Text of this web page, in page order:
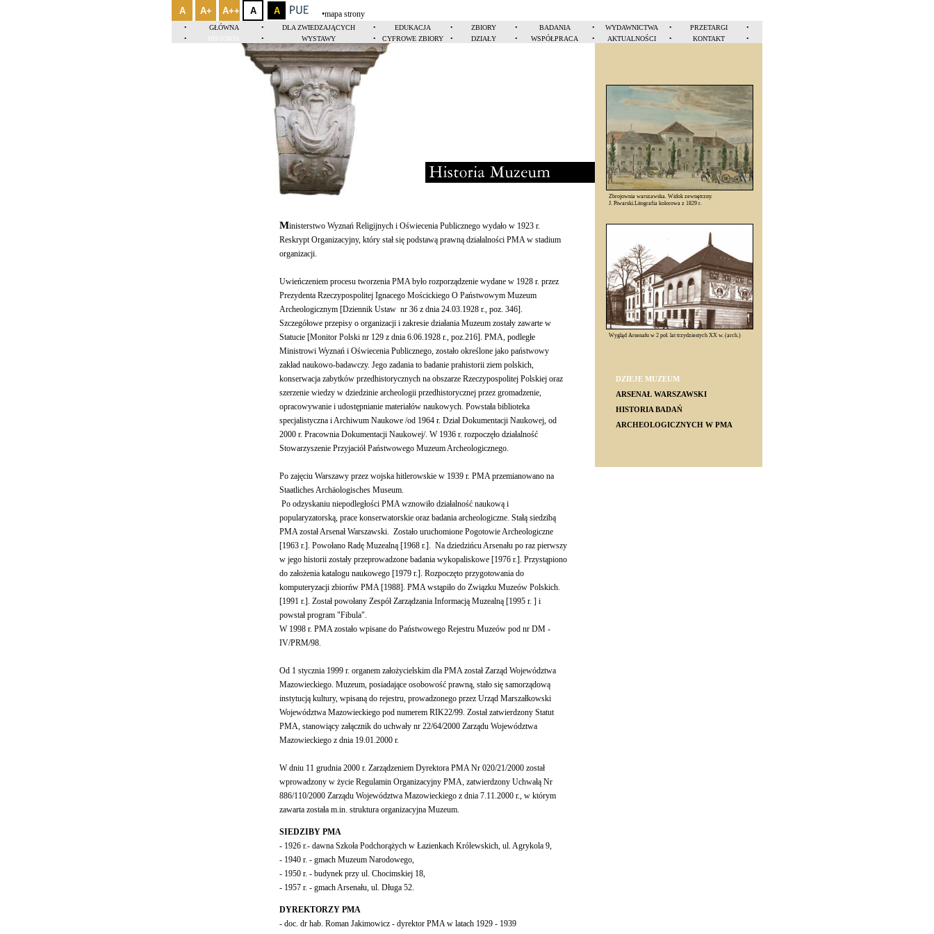
A A+ A++ A A •mapa strony
• GŁÓWNA • DLA ZWIEDZAJĄCYCH • EDUKACJA • ZBIORY • BADANIA • WYDAWNICTWA • PRZETARGI
•
•
• WYSTAWY • CYFROWE ZBIORY • DZIAŁY • WSPÓŁPRACA • AKTUALNOŚCI • KONTAKT •
Zbrojownia warszawska. Widok zewnętrzny.
J. Piwarski.Litografia kolorowa z 1829 r.
Wygląd Arsenału w 2 poł. lat trzydziestych XX w. (arch.)
DZIEJE MUZEUM
ARSENAŁ WARSZAWSKI
HISTORIA BADAŃ
ARCHEOLOGICZNYCH W PMA
Ministerstwo Wyznań Religijnych i Oświecenia Publicznego wydało w 1923 r.
Reskrypt Organizacyjny, który stał się podstawą prawną działalności PMA w stadium
organizacji.
Uwieńczeniem procesu tworzenia PMA było rozporządzenie wydane w 1928 r. przez
Prezydenta Rzeczypospolitej Ignacego Mościckiego O Państwowym Muzeum
Archeologicznym [Dziennik Ustaw nr 36 z dnia 24.03.1928 r., poz. 346].
Szczegółowe przepisy o organizacji i zakresie działania Muzeum zostały zawarte w
Statucie [Monitor Polski nr 129 z dnia 6.06.1928 r., poz.216]. PMA, podległe
Ministrowi Wyznań i Oświecenia Publicznego, zostało określone jako państwowy
zakład naukowo-badawczy. Jego zadania to badanie prahistorii ziem polskich,
konserwacja zabytków przedhistorycznych na obszarze Rzeczypospolitej Polskiej oraz
szerzenie wiedzy w dziedzinie archeologii przedhistorycznej przez gromadzenie,
opracowywanie i udostępnianie materiałów naukowych. Powstała biblioteka
specjalistyczna i Archiwum Naukowe /od 1964 r. Dział Dokumentacji Naukowej, od
2000 r. Pracownia Dokumentacji Naukowej/. W 1936 r. rozpoczęło działalność
Stowarzyszenie Przyjaciół Państwowego Muzeum Archeologicznego.
Po zajęciu Warszawy przez wojska hitlerowskie w 1939 r. PMA przemianowano na
Staatliches Archäologisches Museum.
Po odzyskaniu niepodległości PMA wznowiło działalność naukową i
popularyzatorską, prace konserwatorskie oraz badania archeologiczne. Stałą siedzibą
PMA został Arsenał Warszawski. Zostało uruchomione Pogotowie Archeologiczne
[1963 r.]. Powołano Radę Muzealną [1968 r.]. Na dziedzińcu Arsenału po raz pierwszy
w jego historii zostały przeprowadzone badania wykopaliskowe [1976 r.]. Przystąpiono
do założenia katalogu naukowego [1979 r.]. Rozpoczęto przygotowania do
komputeryzacji zbiorńw PMA [1988]. PMA wstąpiło do Związku Muzeów Polskich.
[1991 r.]. Został powołany Zespół Zarządzania Informacją Muzealną [1995 r. ] i
powstał program "Fibula".
W 1998 r. PMA zostało wpisane do Państwowego Rejestru Muzeów pod nr DM -
IV/PRM/98.
Od 1 stycznia 1999 r. organem założycielskim dla PMA został Zarząd Województwa
Mazowieckiego. Muzeum, posiadające osobowość prawną, stało się samorządową
instytucją kultury, wpisaną do rejestru, prowadzonego przez Urząd Marszałkowski
Województwa Mazowieckiego pod numerem RIK22/99. Został zatwierdzony Statut
PMA, stanowiący załącznik do uchwały nr 22/64/2000 Zarządu Województwa
Mazowieckiego z dnia 19.01.2000 r.
W dniu 11 grudnia 2000 r. Zarządzeniem Dyrektora PMA Nr 020/21/2000 został
wprowadzony w życie Regulamin Organizacyjny PMA, zatwierdzony Uchwałą Nr
886/110/2000 Zarządu Województwa Mazowieckiego z dnia 7.11.2000 r., w którym
zawarta została m.in. struktura organizacyjna Muzeum.
SIEDZIBY PMA
- 1926 r.- dawna Szkoła Podchorążych w Łazienkach Królewskich, ul. Agrykola 9,
- 1940 r. - gmach Muzeum Narodowego,
- 1950 r. - budynek przy ul. Chocimskiej 18,
- 1957 r. - gmach Arsenału, ul. Długa 52.
DYREKTORZY PMA
- doc. dr hab. Roman Jakimowicz - dyrektor PMA w latach 1929 - 1939